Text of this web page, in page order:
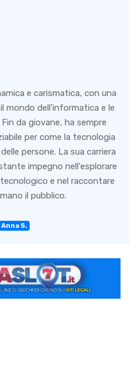
e carismatica, con una
mondo dell'informatica e le
da giovane, ha sempre
per come la tecnologia
persone. La sua carriera
impegno nell'esplorare
e nel raccontare
il pubblico.
S.